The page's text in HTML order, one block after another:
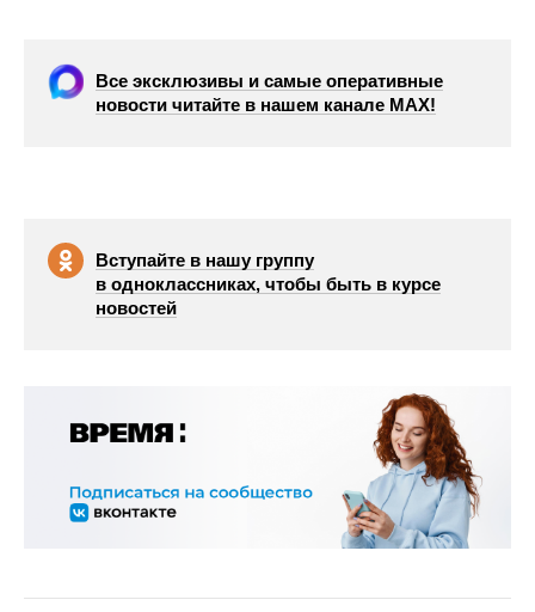
Все эксклюзивы и самые оперативные
новости читайте в нашем канале МАХ!
Вступайте в нашу группу
в одноклассниках, чтобы быть в курсе
новостей